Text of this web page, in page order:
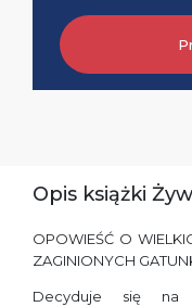
Opis książki
OPOWIEŚĆ O
ZAGINIONYCH
Decyduje się na